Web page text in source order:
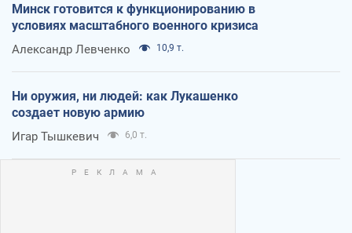
Минск готовится к функционированию в
условиях масштабного военного кризиса
Александр Левченко 10,9 т.
Ни оружия, ни людей: как Лукашенко
создает новую армию
Игар Тышкевич 6,0 т.